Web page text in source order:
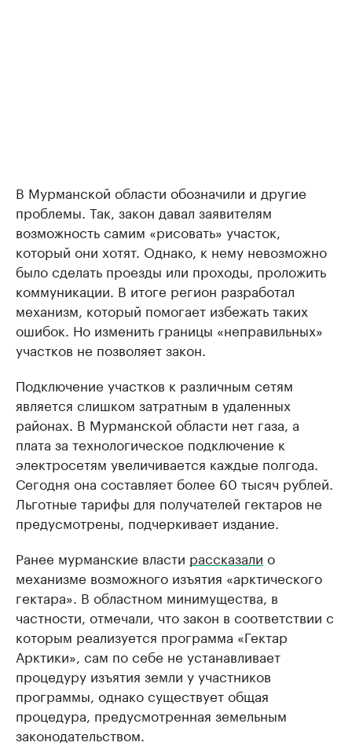
В Мурманской области обозначили и другие
проблемы. Так, закон давал заявителям
возможность самим «рисовать» участок,
который они хотят. Однако, к нему невозможно
было сделать проезды или проходы, проложить
коммуникации. В итоге регион разработал
механизм, который помогает избежать таких
ошибок. Но изменить границы «неправильных»
участков не позволяет закон.
Подключение участков к различным сетям
является слишком затратным в удаленных
районах. В Мурманской области нет газа, а
плата за технологическое подключение к
электросетям увеличивается каждые полгода.
Сегодня она составляет более 60 тысяч рублей.
Льготные тарифы для получателей гектаров не
предусмотрены, подчеркивает издание.
Ранее мурманские власти рассказали о
механизме возможного изъятия «арктического
гектара». В областном минимущества, в
частности, отмечали, что закон в соответствии с
которым реализуется программа «Гектар
Арктики», сам по себе не устанавливает
процедуру изъятия земли у участников
программы, однако существует общая
процедура, предусмотренная земельным
законодательством.